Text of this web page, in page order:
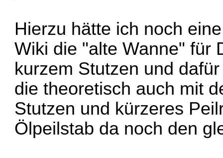
Hierzu hätte ich noch
Wiki die "alte Wanne" für
kurzem Stutzen und
die theoretisch auch mit
Stutzen und kürzeres
Ölpeilstab da noch den